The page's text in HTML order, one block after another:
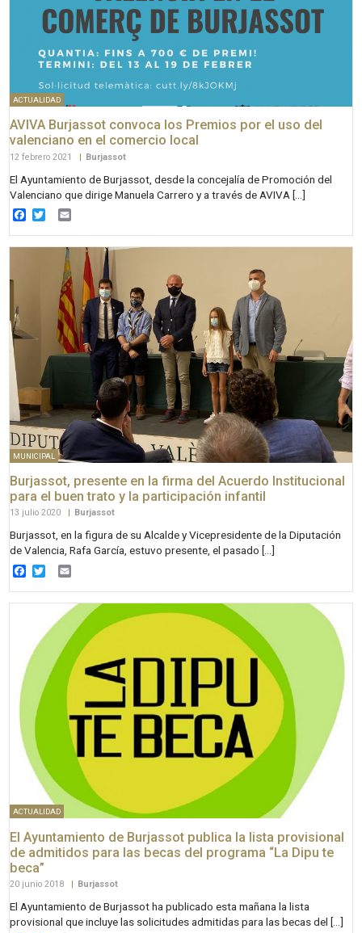
ACTUALIDAD
AVIVA Burjassot convoca los Premios por el uso del
valenciano en el comercio local
12 febrero 2021 | Burjassot
El Ayuntamiento de Burjassot, desde la concejalía de Promoción del
Valenciano que dirige Manuela Carrero y a través de AVIVA […]
Facebook
Twitter
MUNICIPAL
Burjassot, presente en la firma del Acuerdo Institucional
para el buen trato y la participación infantil
13 julio 2020 Burjassot
Burjassot, en la figura de su Alcalde y Vicepresidente de la Diputación
de Valencia, Rafa García, estuvo presente, el pasado […]
Facebook
Twitter
ACTUALIDAD
El Ayuntamiento de Burjassot publica la lista provisional
de admitidos para las becas del programa “La Dipu te
beca”
20 junio 2018 | Burjassot
El Ayuntamiento de Burjassot ha publicado esta mañana la lista
provisional que incluye las solicitudes admitidas para las becas del […]